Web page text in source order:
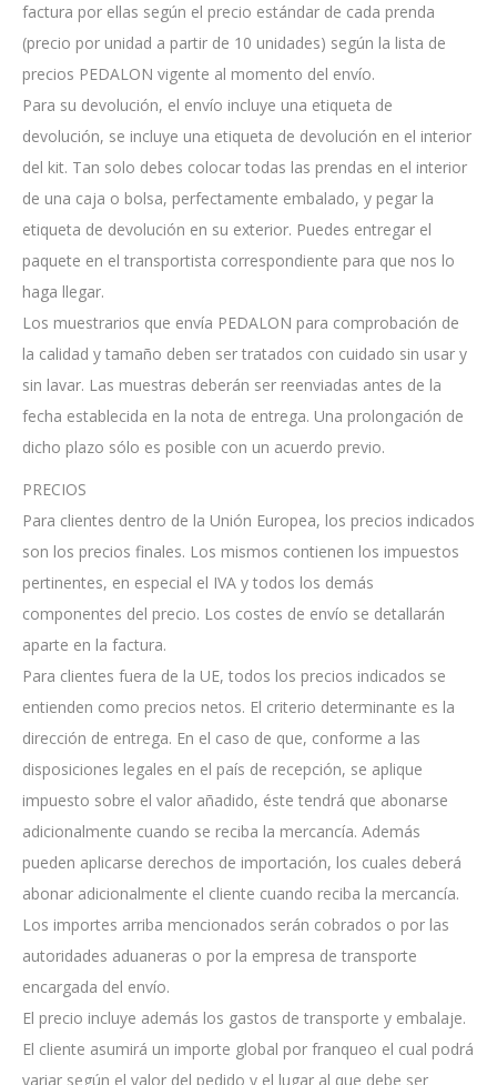
factura por ellas según el precio estándar de cada prenda
(precio por unidad a partir de 10 unidades) según la lista de
precios PEDALON vigente al momento del envío.
Para su devolución, el envío incluye una etiqueta de
devolución, se incluye una etiqueta de devolución en el interior
del kit. Tan solo debes colocar todas las prendas en el interior
de una caja o bolsa, perfectamente embalado, y pegar la
etiqueta de devolución en su exterior. Puedes entregar el
paquete en el transportista correspondiente para que nos lo
haga llegar.
Los muestrarios que envía PEDALON para comprobación de
la calidad y tamaño deben ser tratados con cuidado sin usar y
sin lavar. Las muestras deberán ser reenviadas antes de la
fecha establecida en la nota de entrega. Una prolongación de
dicho plazo sólo es posible con un acuerdo previo.
PRECIOS
Para clientes dentro de la Unión Europea, los precios indicados
son los precios finales. Los mismos contienen los impuestos
pertinentes, en especial el IVA y todos los demás
componentes del precio. Los costes de envío se detallarán
aparte en la factura.
Para clientes fuera de la UE, todos los precios indicados se
entienden como precios netos. El criterio determinante es la
dirección de entrega. En el caso de que, conforme a las
disposiciones legales en el país de recepción, se aplique
impuesto sobre el valor añadido, éste tendrá que abonarse
adicionalmente cuando se reciba la mercancía. Además
pueden aplicarse derechos de importación, los cuales deberá
abonar adicionalmente el cliente cuando reciba la mercancía.
Los importes arriba mencionados serán cobrados o por las
autoridades aduaneras o por la empresa de transporte
encargada del envío.
El precio incluye además los gastos de transporte y embalaje.
El cliente asumirá un importe global por franqueo el cual podrá
variar según el valor del pedido y el lugar al que debe ser